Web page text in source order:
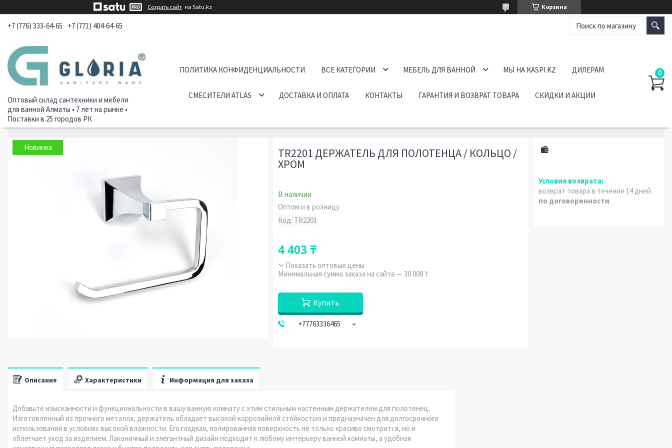
Создать сайт на Satu.kz Корзина
+7 (776) 333-64-65 +7 (771) 404-64-65
Оптовый склад сантехники и мебели
для ванной Алматы • 7 лет на рынке •
Поставки в 25 городов РК
ПОЛИТИКА КОНФИДЕНЦИАЛЬНОСТИ ВСЕ КАТЕГОРИИ МЕБЕЛЬ ДЛЯ ВАННОЙ МЫ НА KASPI.KZ ДИЛЕРАМ
СМЕСИТЕЛИ ATLAS ДОСТАВКА И ОПЛАТА КОНТАКТЫ ГАРАНТИЯ И ВОЗВРАТ ТОВАРА СКИДКИ И АКЦИИ
Новинка TR2201 ДЕРЖАТЕЛЬ ДЛЯ ПОЛОТЕНЦА / КОЛЬЦО /
ХРОМ
В наличии
Оптом и в розницу
Код: TR2201
4 403 ₸
Показать оптовые цены
Минимальная сумма заказа на сайте — 30 000 ₸
Купить
+77763336465
возврат товара в течение 14 дней
по договоренности
Описание Характеристики Информация для заказа
Добавьте изысканности и функциональности в вашу ванную комнату с этим стильным настенным держателем для полотенец.
Изготовленный из прочного металла, держатель обладает высокой коррозийной стойкостью и предназначен для долгосрочного
использования в условиях высокой влажности. Его гладкая, полированная поверхность не только красиво смотрится, но и
облегчает уход за изделием. Лаконичный и элегантный дизайн подходит к любому интерьеру ванной комнаты, а удобная